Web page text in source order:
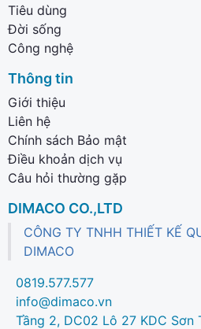
Tiêu dùng
Đời sống
Công nghệ
Thông tin
Giới thiệu
Liên hệ
Chính sách Bảo mật
Điều khoản dịch vụ
Câu hỏi thường gặp
DIMACO CO.,LTD
CÔNG TY TNHH THIẾT KẾ
DIMACO
0819.577.577
info@dimaco.vn
Tầng 2, DC02 Lô 27 KDC